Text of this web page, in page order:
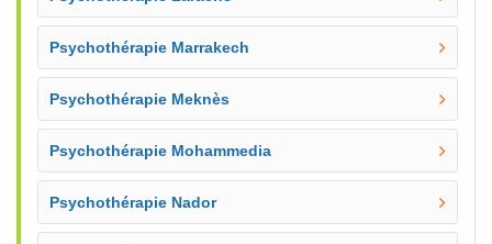
Psychothérapie Marrakech
Psychothérapie Meknès
Psychothérapie Mohammedia
Psychothérapie Nador